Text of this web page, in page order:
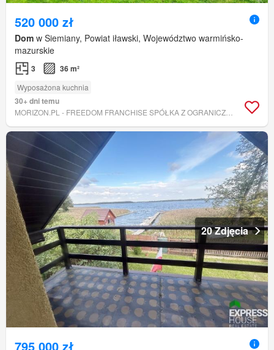
520 000 zł
Dom w Siemiany, Powiat iławski, Województwo warmińsko-
mazurskie
3 36 m²
Wyposażona kuchnia
30+ dni temu
20 Zdjęcia
795 000 zł